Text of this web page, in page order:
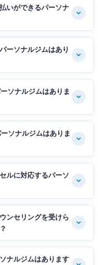
いができるパーソナ
ーソナルジムはあり
ソナルジムはありま
ソナルジムはありま
ルに対応するパーソ
ンセリングを受けら
ナルジムはあります